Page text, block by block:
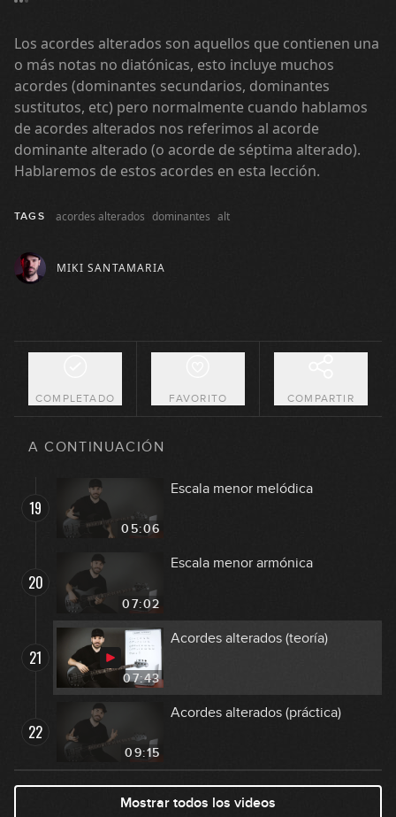
Los acordes alterados son aquellos que contienen una
o más notas no diatónicas, esto incluye muchos
acordes (dominantes secundarios, dominantes
sustitutos, etc) pero normalmente cuando hablamos
de acordes alterados nos referimos al acorde
dominante alterado (o acorde de séptima alterado).
Hablaremos de estos acordes en esta lección.
TAGS acordes alterados dominantes alt
MIKI SANTAMARIA
COMPLETADO FAVORITO COMPARTIR
A CONTINUACIÓN
13
25:21
El intercambio modal (teoría)
14
15:46
El intercambio modal (práctica)
15
16
17
Análisis armónico: Phil Collins -
12:28
Análisis armónico: The Beatles -
19
05:06
Escala menor melódica
20
07:02
Escala menor armónica
21
07:43
Acordes alterados (teoría)
22
09:15
Acordes alterados (práctica)
Mostrar todos los videos